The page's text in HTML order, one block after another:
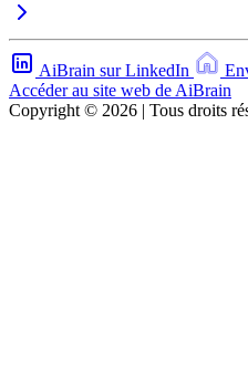
AiBrain sur LinkedIn
Accéder au site web de AiBrain
Copyright © 2026 | Tous droits